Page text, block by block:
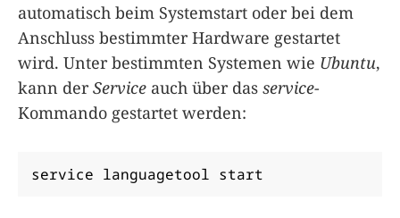
automatisch beim Systemstart oder bei dem
Anschluss bestimmter Hardware gestartet
wird. Unter bestimmten Systemen wie Ubuntu,
kann derService auch über das service-
Kommando gestartet werden:
service languagetool start